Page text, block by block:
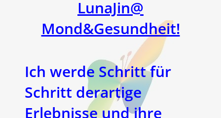
LunaJin@
Mond&Gesundheit!
Ich werde Schritt für
Schritt derartige
Erlebnisse und ihre